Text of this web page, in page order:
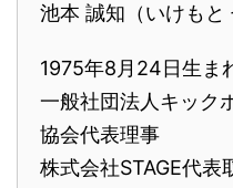
池本 誠知（いけもと
1975年8月24日生ま
一般社団法人キック
協会代表理事
株式会社STAGE代表